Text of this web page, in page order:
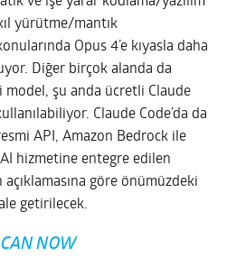
yürütme/mantık
Opus 4’e kıyasla daha
Diğer birçok alanda da
model, şu anda ücretli Claude
Claude Code’da da
API, Amazon Bedrock ile
hizmetine entegre edilen
göre önümüzdeki
getirilecek.
NOW